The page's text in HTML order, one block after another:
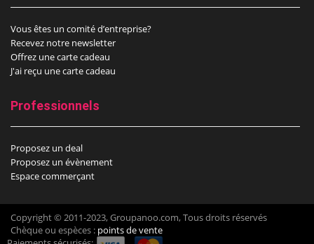
Vous êtes un comité d’entreprise?
Recevez notre newsletter
Offrez une carte cadeau
J'ai reçu une carte cadeau
Professionnels
Proposez un deal
Proposez un évènement
Espace commerçant
Copyright © 2011-2023, Groupanoo.com, Tous droits réservés
Chèque ou espèces : points de vente